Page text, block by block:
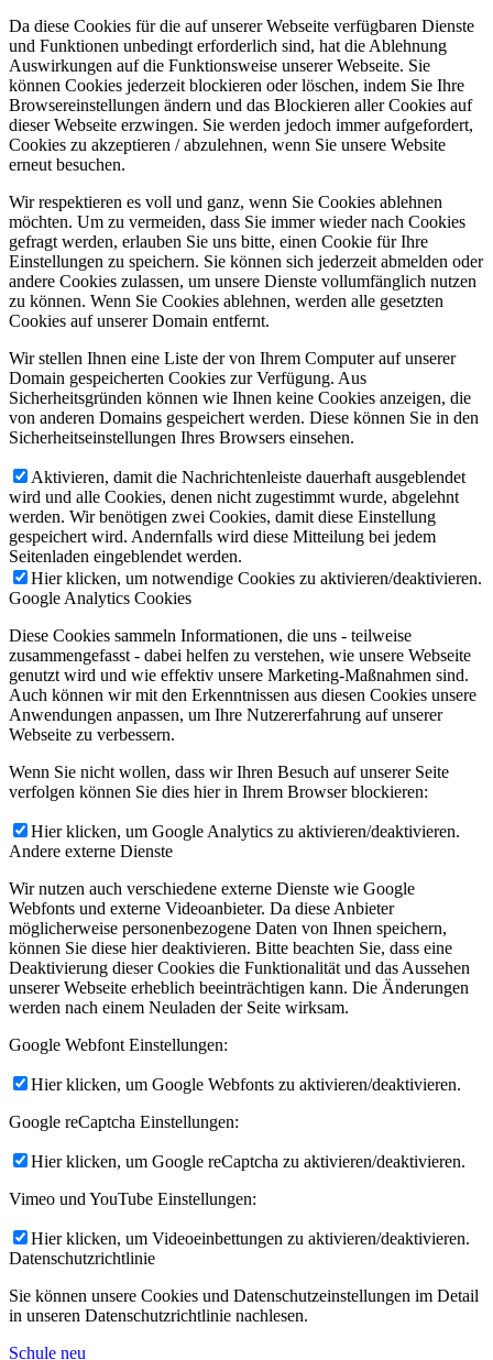
Da diese Cookies für die auf unserer Webseite verfügbaren Dienste
und Funktionen unbedingt erforderlich sind, hat die Ablehnung
Auswirkungen auf die Funktionsweise unserer Webseite. Sie
können Cookies jederzeit blockieren oder löschen, indem Sie Ihre
Browsereinstellungen ändern und das Blockieren aller Cookies auf
dieser Webseite erzwingen. Sie werden jedoch immer aufgefordert,
Cookies zu akzeptieren / abzulehnen, wenn Sie unsere Website
erneut besuchen.
Wir respektieren es voll und ganz, wenn Sie Cookies ablehnen
möchten. Um zu vermeiden, dass Sie immer wieder nach Cookies
gefragt werden, erlauben Sie uns bitte, einen Cookie für Ihre
Einstellungen zu speichern. Sie können sich jederzeit abmelden oder
andere Cookies zulassen, um unsere Dienste vollumfänglich nutzen
zu können. Wenn Sie Cookies ablehnen, werden alle gesetzten
Cookies auf unserer Domain entfernt.
Wir stellen Ihnen eine Liste der von Ihrem Computer auf unserer
Domain gespeicherten Cookies zur Verfügung. Aus
Sicherheitsgründen können wie Ihnen keine Cookies anzeigen, die
von anderen Domains gespeichert werden. Diese können Sie in den
Sicherheitseinstellungen Ihres Browsers einsehen.
Aktivieren, damit die Nachrichtenleiste dauerhaft ausgeblendet
wird und alle Cookies, denen nicht zugestimmt wurde, abgelehnt
werden. Wir benötigen zwei Cookies, damit diese Einstellung
gespeichert wird. Andernfalls wird diese Mitteilung bei jedem
Seitenladen eingeblendet werden.
Hier klicken, um notwendige Cookies zu aktivieren/deaktivieren.
Google Analytics Cookies
Diese Cookies sammeln Informationen, die uns - teilweise
zusammengefasst - dabei helfen zu verstehen, wie unsere Webseite
genutzt wird und wie effektiv unsere Marketing-Maßnahmen sind.
Auch können wir mit den Erkenntnissen aus diesen Cookies unsere
Anwendungen anpassen, um Ihre Nutzererfahrung auf unserer
Webseite zu verbessern.
Wenn Sie nicht wollen, dass wir Ihren Besuch auf unserer Seite
verfolgen können Sie dies hier in Ihrem Browser blockieren:
Hier klicken, um Google Analytics zu aktivieren/deaktivieren.
Andere externe Dienste
Wir nutzen auch verschiedene externe Dienste wie Google
Webfonts und externe Videoanbieter. Da diese Anbieter
möglicherweise personenbezogene Daten von Ihnen speichern,
können Sie diese hier deaktivieren. Bitte beachten Sie, dass eine
Deaktivierung dieser Cookies die Funktionalität und das Aussehen
unserer Webseite erheblich beeinträchtigen kann. Die Änderungen
werden nach einem Neuladen der Seite wirksam.
Google Webfont Einstellungen:
Hier klicken, um Google Webfonts zu aktivieren/deaktivieren.
Google reCaptcha Einstellungen:
Hier klicken, um Google reCaptcha zu aktivieren/deaktivieren.
Vimeo und YouTube Einstellungen:
Hier klicken, um Videoeinbettungen zu aktivieren/deaktivieren.
Datenschutzrichtlinie
Sie können unsere Cookies und Datenschutzeinstellungen im Detail
in unseren Datenschutzrichtlinie nachlesen.
Schule neu